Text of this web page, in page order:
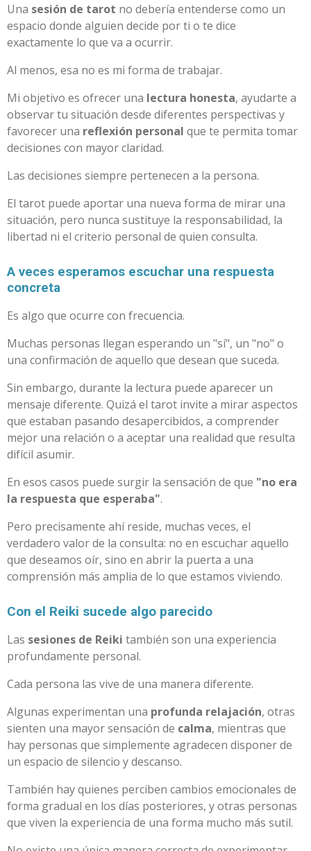
Una sesión de tarot no debería entenderse como un
espacio donde alguien decide por ti o te dice
exactamente lo que va a ocurrir.
Al menos, esa no es mi forma de trabajar.
Mi objetivo es ofrecer una lectura honesta, ayudarte a
observar tu situación desde diferentes perspectivas y
favorecer una reflexión personal que te permita tomar
decisiones con mayor claridad.
Las decisiones siempre pertenecen a la persona.
El tarot puede aportar una nueva forma de mirar una
situación, pero nunca sustituye la responsabilidad, la
libertad ni el criterio personal de quien consulta.
A veces esperamos escuchar una respuesta
concreta
Es algo que ocurre con frecuencia.
Muchas personas llegan esperando un "sí", un "no" o
una confirmación de aquello que desean que suceda.
Sin embargo, durante la lectura puede aparecer un
mensaje diferente. Quizá el tarot invite a mirar aspectos
que estaban pasando desapercibidos, a comprender
mejor una relación o a aceptar una realidad que resulta
difícil asumir.
En esos casos puede surgir la sensación de que "no era
la respuesta que esperaba".
Pero precisamente ahí reside, muchas veces, el
verdadero valor de la consulta: no en escuchar aquello
que deseamos oír, sino en abrir la puerta a una
comprensión más amplia de lo que estamos viviendo.
Con el Reiki sucede algo parecido
Las sesiones de Reiki también son una experiencia
profundamente personal.
Cada persona las vive de una manera diferente.
Algunas experimentan una profunda relajación, otras
sienten una mayor sensación de calma, mientras que
hay personas que simplemente agradecen disponer de
un espacio de silencio y descanso.
También hay quienes perciben cambios emocionales de
forma gradual en los días posteriores, y otras personas
que viven la experiencia de una forma mucho más sutil.